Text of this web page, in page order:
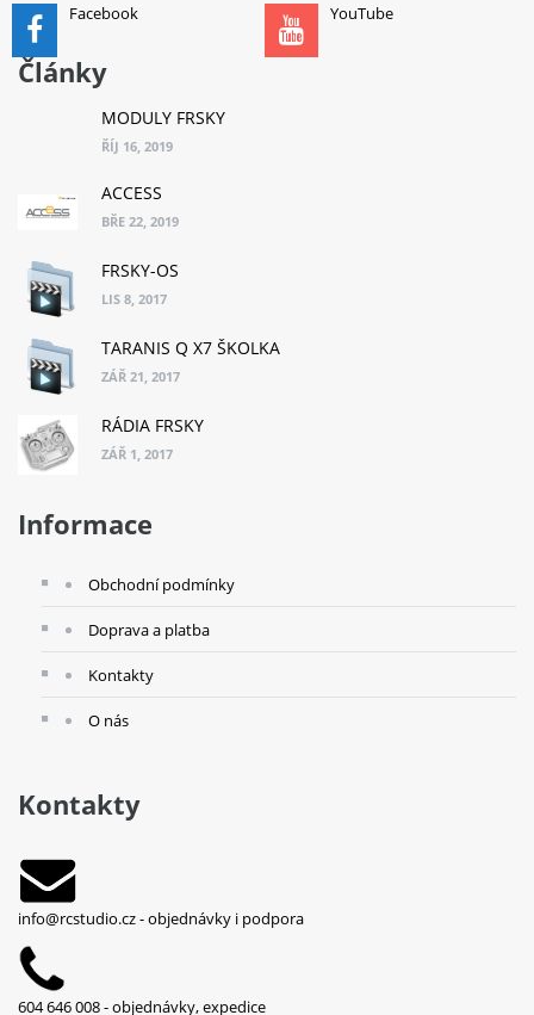
Facebook YouTube
Články
MODULY FRSKY
ŘÍJ 16, 2019
ACCESS
BŘE 22, 2019
FRSKY-OS
LIS 8, 2017
TARANIS Q X7 ŠKOLKA
ZÁŘ 21, 2017
RÁDIA FRSKY
ZÁŘ 1, 2017
Informace
Obchodní podmínky
Doprava a platba
Kontakty
O nás
Kontakty
info@rcstudio.cz- objednávky i podpora
604 646 008 - objednávky, expedice